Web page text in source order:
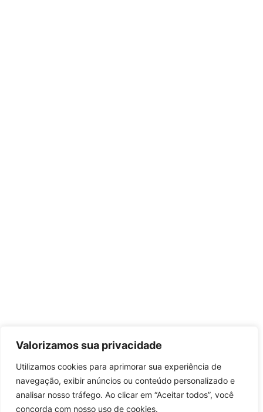
Valorizamos sua privacidade
Utilizamos cookies para aprimorar sua experiência de
navegação, exibir anúncios ou conteúdo personalizado e
analisar nosso tráfego. Ao clicar em “Aceitar todos”, você
concorda com nosso uso de cookies.